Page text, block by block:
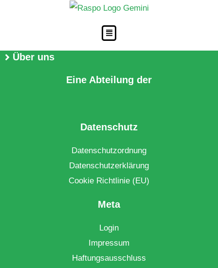
Über uns
Eine Abteilung der
Datenschutz
Datenschutzordnung
Datenschutzerklärung
Cookie Richtlinie (EU)
Meta
Login
Impressum
Haftungsausschluss